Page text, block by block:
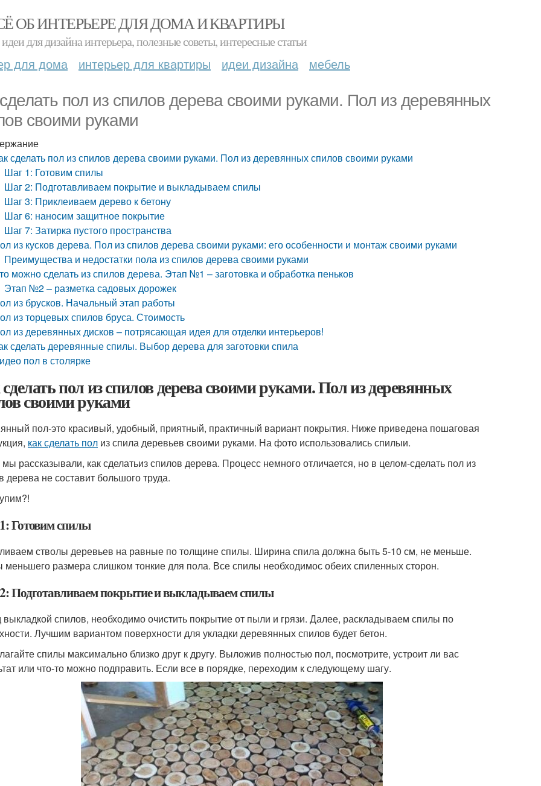
ОБ ИНТЕРЬЕРЕ ДЛЯ ДОМА И КВАРТИРЫ
для дизайна интерьера, полезные советы, интересные статьи
для дома интерьер для квартиры идеи дизайна мебель
пол из спилов дерева своими руками. Пол из деревянных
своими руками
сделать пол из спилов дерева своими руками. Пол из деревянных спилов своими руками
Шаг 1: Готовим спилы
Шаг 2: Подготавливаем покрытие и выкладываем спилы
Шаг 3: Приклеиваем дерево к бетону
Шаг 6: наносим защитное покрытие
Шаг 7: Затирка пустого пространства
из кусков дерева. Пол из спилов дерева своими руками: его особенности и монтаж своими руками
Преимущества и недостатки пола из спилов дерева своими руками
можно сделать из спилов дерева. Этап №1 – заготовка и обработка пеньков
Этап №2 – разметка садовых дорожек
из брусков. Начальный этап работы
из торцевых спилов бруса. Стоимость
из деревянных дисков – потрясающая идея для отделки интерьеров!
сделать деревянные спилы. Выбор дерева для заготовки спила
пол в столярке
пол из спилов дерева своими руками. Пол из деревянных
своими руками
пол-это красивый, удобный, приятный, практичный вариант покрытия. Ниже приведена пошаговая
как сделать пол из спила деревьев своими руками. На фото использовались спилыи.
рассказывали, как сделатьиз спилов дерева. Процесс немного отличается, но в целом-сделать пол из
дерева не составит большого труда.
Готовим спилы
стволы деревьев на равные по толщине спилы. Ширина спила должна быть 5-10 см, не меньше.
размера слишком тонкие для пола. Все спилы необходимос обеих спиленных сторон.
Подготавливаем покрытие и выкладываем спилы
спилов, необходимо очистить покрытие от пыли и грязи. Далее, раскладываем спилы по
Лучшим вариантом поверхности для укладки деревянных спилов будет бетон.
спилы максимально близко друг к другу. Выложив полностью пол, посмотрите, устроит ли вас
или что-то можно подправить. Если все в порядке, переходим к следующему шагу.